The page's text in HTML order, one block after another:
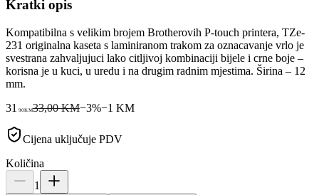
Kratki opis
Kompatibilna s velikim brojem Brotherovih P-touch printera, TZe-
231 originalna kaseta s laminiranom trakom za oznacavanje vrlo je
svestrana zahvaljujuci lako citljivoj kombinaciji bijele i crne boje –
korisna je u kuci, u uredu i na drugim radnim mjestima. Širina – 12
mm.
31
90KM33,00 KM−3%−1 KM
Cijena uključuje PDV
Količina
1